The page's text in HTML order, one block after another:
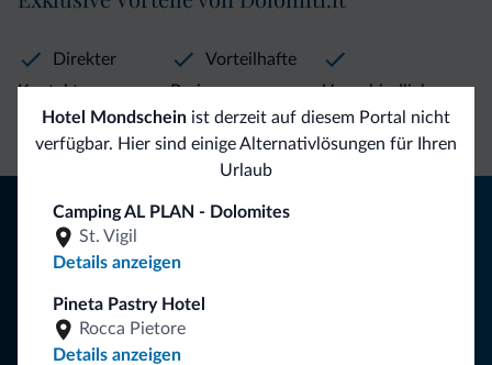
Hotel Mondschein ist derzeit auf diesem Portal nicht
verfügbar. Hier sind einige Alternativlösungen für Ihren
Urlaub
Camping AL PLAN - Dolomites
St. Vigil
Details anzeigen
Pineta Pastry Hotel
Rocca Pietore
Details anzeigen
Direkter
Kontakt
Vorteilhafte
Preise
Unverbindliche
Anfragen
Tipps aus den Dolomiten
Sie erhalten Informationen, exklusive Angebote und